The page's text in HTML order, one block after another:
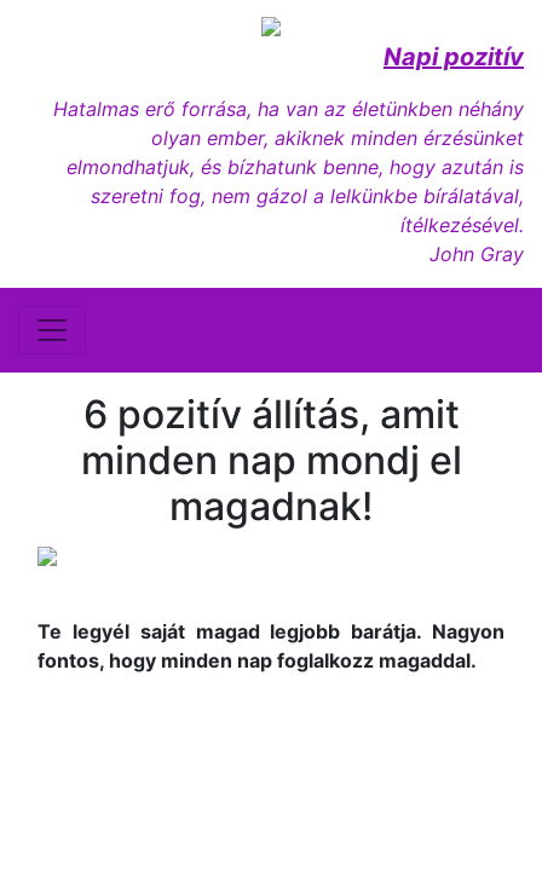
Napi pozitív
Hatalmas erő forrása, ha van az életünkben néhány
olyan ember, akiknek minden érzésünket
elmondhatjuk, és bízhatunk benne, hogy azután is
szeretni fog, nem gázol a lelkünkbe bírálatával,
ítélkezésével.
John Gray
6 pozitív állítás, amit
minden nap mondj el
magadnak!
Te legyél saját magad legjobb barátja. Nagyon
fontos, hogy minden nap foglalkozz magaddal.